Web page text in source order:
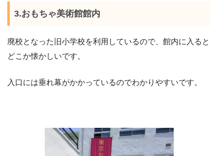
3.おもちゃ美術館館内
廃校となった旧小学校を利用しているので、館内に入ると
どこか懐かしいです。
入口には垂れ幕がかかっているのでわかりやすいです。